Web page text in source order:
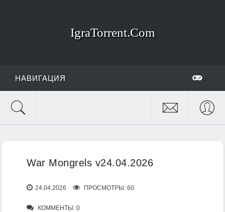
IgraTorrent.Com
НАВИГАЦИЯ
War Mongrels v24.04.2026
24.04.2026 ПРОСМОТРЫ: 60
КОММЕНТЫ: 0